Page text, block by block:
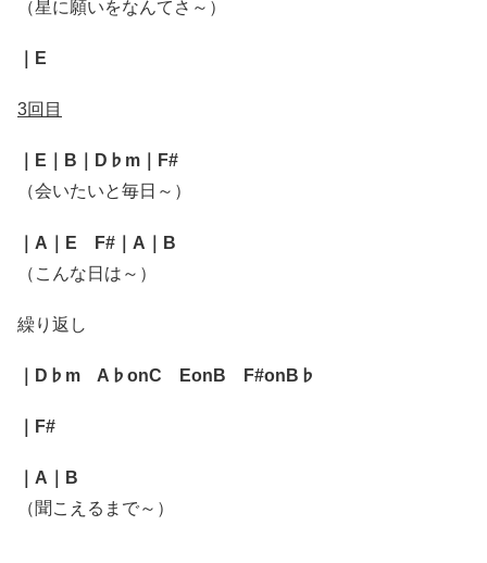
（星に願いをなんてさ～）
｜E
3回目
｜E｜B｜D♭m｜F#
（会いたいと毎日～）
｜A｜E F#｜A｜B
（こんな日は～）
繰り返し
｜D♭m A♭onC EonB F#onB♭
｜F#
｜A｜B
（聞こえるまで～）